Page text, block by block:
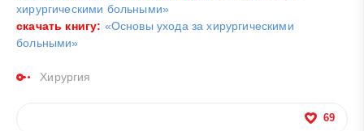
хирургическими больными»
скачать книгу: «Основы ухода за хирургическими
больными»
Хирургия
69